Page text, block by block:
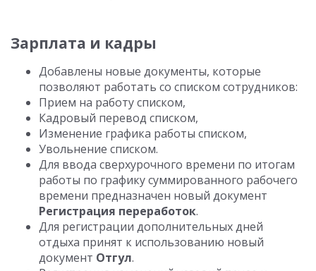
Зарплата и кадры
Добавлены новые документы, которые
позволяют работать со списком сотрудников:
Прием на работу списком,
Кадровый перевод списком,
Изменение графика работы списком,
Увольнение списком.
Для ввода сверхурочного времени по итогам
работы по графику суммированного рабочего
времени предназначен новый документ
Регистрация переработок.
Для регистрации дополнительных дней
отдыха принят к использованию новый
документ Отгул.